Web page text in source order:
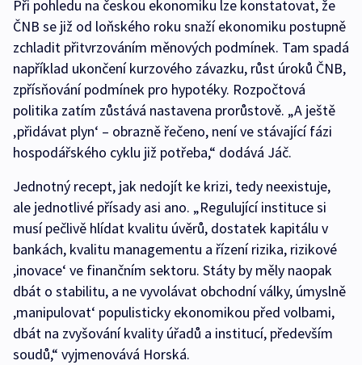
Při pohledu na českou ekonomiku lze konstatovat, že
ČNB se již od loňského roku snaží ekonomiku postupně
zchladit přitvrzováním měnových podmínek. Tam spadá
například ukončení kurzového závazku, růst úroků ČNB,
zpřísňování podmínek pro hypotéky. Rozpočtová
politika zatím zůstává nastavena prorůstově. „A ještě
‚přidávat plyn‘ – obrazně řečeno, není ve stávající fázi
hospodářského cyklu již potřeba,“ dodává Jáč.
Jednotný recept, jak nedojít ke krizi, tedy neexistuje,
ale jednotlivé přísady asi ano. „Regulující instituce si
musí pečlivě hlídat kvalitu úvěrů, dostatek kapitálu v
bankách, kvalitu managementu a řízení rizika, rizikové
,inovace‘ ve finančním sektoru. Státy by měly naopak
dbát o stabilitu, a ne vyvolávat obchodní války, úmyslně
,manipulovat‘ populisticky ekonomikou před volbami,
dbát na zvyšování kvality úřadů a institucí, především
soudů,“ vyjmenovává Horská.